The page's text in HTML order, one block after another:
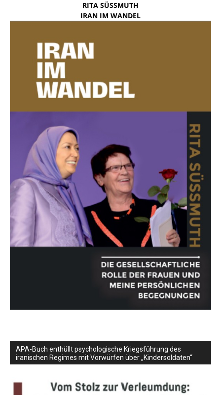
RITA SÜSSMUTH
IRAN IM WANDEL
APA-Buch enthüllt psychologische Kriegsführung des
iranischen Regimes mit Vorwürfen über „Kindersoldaten“